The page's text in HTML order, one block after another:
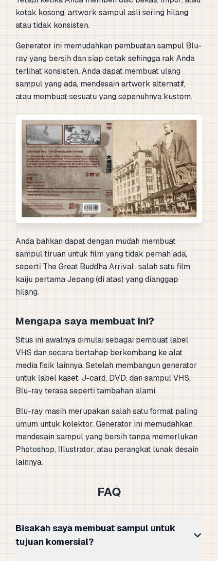
kotak kosong, artwork sampul asli sering hilang
atau tidak konsisten.
Generator ini memudahkan pembuatan sampul Blu-
ray yang bersih dan siap cetak sehingga rak Anda
terlihat konsisten. Anda dapat membuat ulang
sampul yang ada, mendesain artwork alternatif,
atau membuat sesuatu yang sepenuhnya kustom.
Anda bahkan dapat dengan mudah membuat
sampul tiruan untuk film yang tidak pernah ada,
seperti The Great Buddha Arrival: salah satu film
kaiju pertama Jepang (di atas) yang dianggap
hilang.
Mengapa saya membuat ini?
Situs ini awalnya dimulai sebagai pembuat label
VHS dan secara bertahap berkembang ke alat
media fisik lainnya. Setelah membangun generator
untuk label kaset, J-card, DVD, dan sampul VHS,
Blu-ray terasa seperti tambahan alami.
Blu-ray masih merupakan salah satu format paling
umum untuk kolektor. Generator ini memudahkan
mendesain sampul yang bersih tanpa memerlukan
Photoshop, Illustrator, atau perangkat lunak desain
lainnya.
FAQ
Bisakah saya membuat sampul untuk
tujuan komersial?